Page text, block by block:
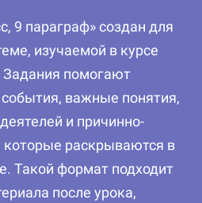
9 параграф» создан для
изучаемой в курсе
Задания помогают
важные понятия,
и причинно-
которые раскрываются в
Такой формат подходит
после урока,